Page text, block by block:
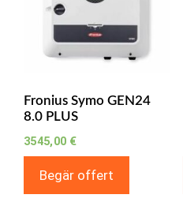
Fronius Symo GEN24
8.0 PLUS
3545,00 €
Begär offert